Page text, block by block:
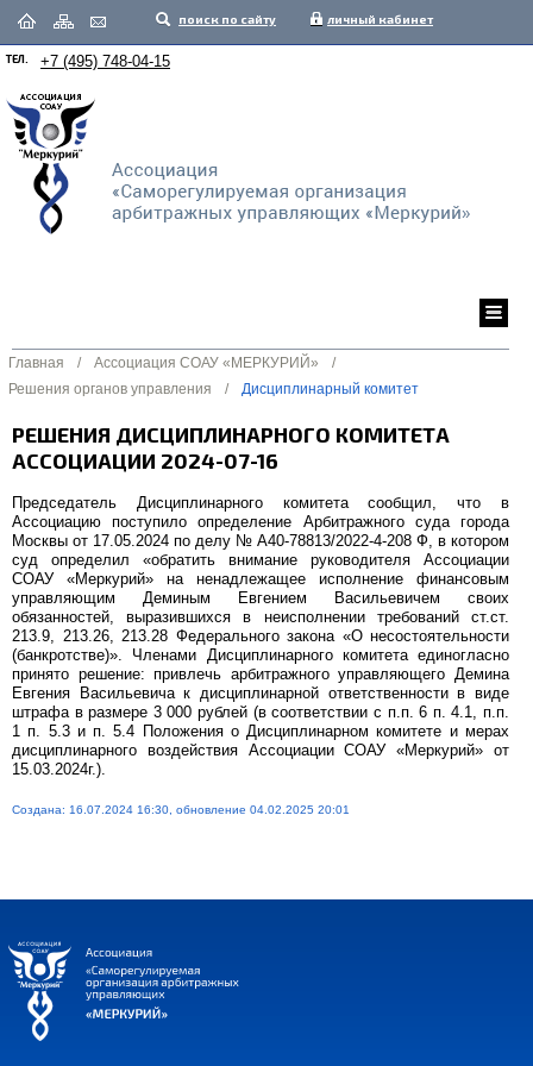
поиск по сайту личный кабинет
ТЕЛ. +7 (495) 748-04-15
Главная / Ассоциация СОАУ «МЕРКУРИЙ»
/
Решения органов управления
/ Дисциплинарный комитет
РЕШЕНИЯ ДИСЦИПЛИНАРНОГО КОМИТЕТА
АССОЦИАЦИИ 2024-07-16
Председатель Дисциплинарного комитета сообщил, что в
Ассоциацию поступило определение Арбитражного суда города
Москвы от 17.05.2024 по делу № А40-78813/2022-4-208 Ф, в котором
суд определил «обратить внимание руководителя Ассоциации
СОАУ «Меркурий» на ненадлежащее исполнение финансовым
управляющим Деминым Евгением Васильевичем своих
обязанностей, выразившихся в неисполнении требований ст.ст.
213.9, 213.26, 213.28 Федерального закона «О несостоятельности
(банкротстве)». Членами Дисциплинарного комитета единогласно
принято решение: привлечь арбитражного управляющего Демина
Евгения Васильевича к дисциплинарной ответственности в виде
штрафа в размере 3 000 рублей (в соответствии с п.п. 6 п. 4.1, п.п.
1 п. 5.3 и п. 5.4 Положения о Дисциплинарном комитете и мерах
дисциплинарного воздействия Ассоциации СОАУ «Меркурий» от
15.03.2024г.).
Создана: 16.07.2024 16:30, обновление 04.02.2025 20:01